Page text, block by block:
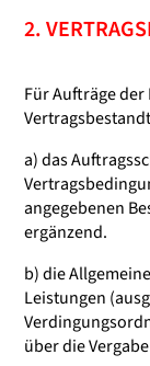
2.
Für Aufträge
a) das
angegebenen
ergänzend.
b) die
Leistungen
über die